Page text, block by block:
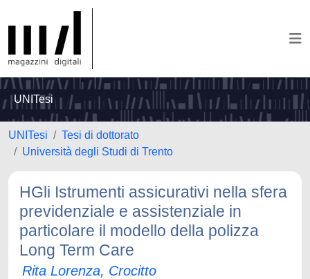
UNITesi
UNITesi
Tesi di dottorato
Università degli Studi di Trento
HGli Istrumenti assicurativi nella sfera
previdenziale e assistenziale in
particolare il modello della polizza
Long Term Care
Rita Lorenza, Crocitto